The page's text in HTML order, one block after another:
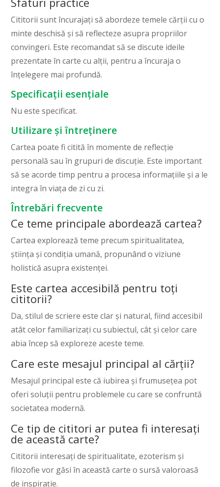
Cititorii sunt încurajați să abordeze temele cărții cu o
minte deschisă și să reflecteze asupra propriilor
convingeri. Este recomandat să se discute ideile
prezentate în carte cu alții, pentru a încuraja o
înțelegere mai profundă.
Specificații esențiale
Nu este specificat.
Utilizare și întreținere
Cartea poate fi citită în momente de reflecție
personală sau în grupuri de discuție. Este important
să se acorde timp pentru a procesa informațiile și a le
integra în viața de zi cu zi.
Întrebări frecvente
Ce teme principale abordează cartea?
Cartea explorează teme precum spiritualitatea,
știința și condiția umană, propunând o viziune
holistică asupra existenței.
Este cartea accesibilă pentru toți
cititorii?
Da, stilul de scriere este clar și natural, fiind accesibil
atât celor familiarizați cu subiectul, cât și celor care
abia încep să exploreze aceste teme.
Care este mesajul principal al cărții?
Mesajul principal este că iubirea și frumusețea pot
oferi soluții pentru problemele cu care se confruntă
societatea modernă.
Ce tip de cititori ar putea fi interesați
de această carte?
Cititorii interesați de spiritualitate, ezoterism și
filozofie vor găsi în această carte o sursă valoroasă
de inspirație.